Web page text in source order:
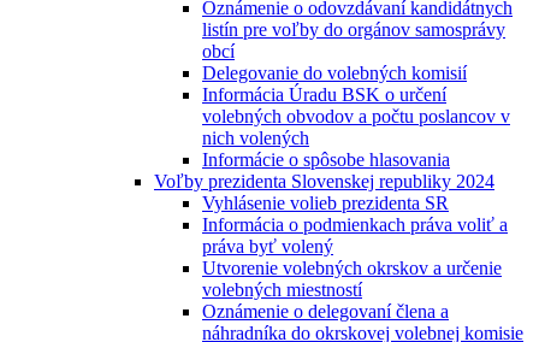
Oznámenie o odovzdávaní kandidátnych
listín pre voľby do orgánov samosprávy
obcí
Delegovanie do volebných komisií
Informácia Úradu BSK o určení
volebných obvodov a počtu poslancov v
nich volených
Informácie o spôsobe hlasovania
Voľby prezidenta Slovenskej republiky 2024
Vyhlásenie volieb prezidenta SR
Informácia o podmienkach práva voliť a
práva byť volený
Utvorenie volebných okrskov a určenie
volebných miestností
Oznámenie o delegovaní člena a
náhradníka do okrskovej volebnej komisie